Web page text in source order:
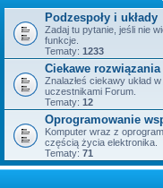
Podzespoły i układy
Zadaj tu pytanie, jeśli nie
funkcje.
Tematy: 1233
Ciekawe rozwiązania
Znalazłeś ciekawy układ
uczestnikami Forum.
Tematy: 12
Oprogramowanie
Komputer wraz z
częścią życia elektronika.
Tematy: 71